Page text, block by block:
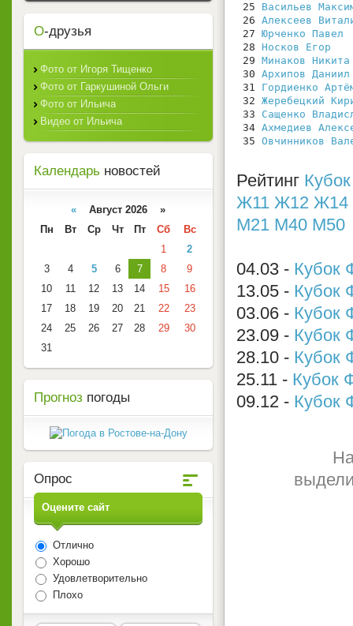
25 Васильев
26 Алексеев
27 Юрченко Павел
28 Носков Егор
29 Минаков Никита
30 Архипов Даниил
31 Гордиенко
32 Жеребецкий
33 Сащенко
34 Ахмедиев
35 Овчинников
Рейтинг
Ж11 Ж12 Ж14
М21 М40 М50
04.03 - Кубок
13.05 - Кубок
03.06 - Кубок
23.09 - Кубок
28.10 - Кубок
25.11 - Кубок
09.12 - Кубок
О-друзья
Фото от Игоря Тищенко
Фото от Гаркушиной Ольги
Фото от Ильича
Видео от Ильича
Календарь новостей
« Август 2026 »
Пн
Вт Ср Чт Пт Сб
Вс
1
2
3
4 5 6 7 8
9
10
11 12 13 14 15
16
17
18 19 20 21 22
23
24
25 26 27 28 29
30
31
Прогноз погоды
Опрос
Оцените сайт
Отлично
Хорошо
Удовлетворительно
Плохо